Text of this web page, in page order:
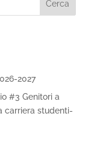
2027
#3 Genitori a
carriera studenti-